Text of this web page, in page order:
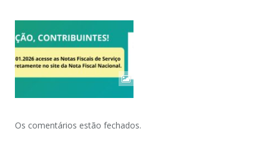
Os comentários estão fechados.